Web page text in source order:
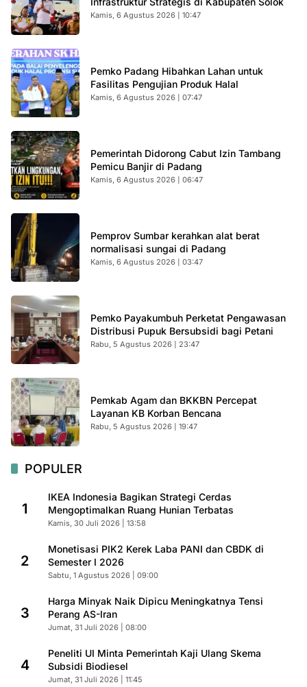
Kamis, 6 Agustus 2026 | 10:47
Pemko Padang Hibahkan Lahan untuk
Fasilitas Pengujian Produk Halal
Kamis, 6 Agustus 2026 | 07:47
Pemerintah Didorong Cabut Izin Tambang
Pemicu Banjir di Padang
Kamis, 6 Agustus 2026 | 06:47
Pemprov Sumbar kerahkan alat berat
normalisasi sungai di Padang
Kamis, 6 Agustus 2026 | 03:47
Pemko Payakumbuh Perketat Pengawasan
Distribusi Pupuk Bersubsidi bagi Petani
Rabu, 5 Agustus 2026 | 23:47
Pemkab Agam dan BKKBN Percepat
Layanan KB Korban Bencana
Rabu, 5 Agustus 2026 | 19:47
POPULER
1
IKEA Indonesia Bagikan Strategi Cerdas
Mengoptimalkan Ruang Hunian Terbatas
Kamis, 30 Juli 2026 | 13:58
2
Monetisasi PIK2 Kerek Laba PANI dan CBDK di
Semester I 2026
Sabtu, 1 Agustus 2026 | 09:00
3
Harga Minyak Naik Dipicu Meningkatnya Tensi
Perang AS-Iran
Jumat, 31 Juli 2026 | 08:00
4
Peneliti UI Minta Pemerintah Kaji Ulang Skema
Subsidi Biodiesel
Jumat, 31 Juli 2026 | 11:45